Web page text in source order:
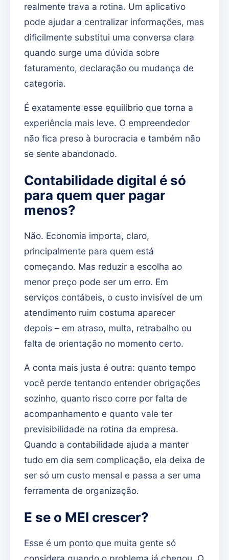
realmente trava a rotina. Um aplicativo
pode ajudar a centralizar informações, mas
dificilmente substitui uma conversa clara
quando surge uma dúvida sobre
faturamento, declaração ou mudança de
categoria.
É exatamente esse equilíbrio que torna a
experiência mais leve. O empreendedor
não fica preso à burocracia e também não
se sente abandonado.
Contabilidade digital é só
para quem quer pagar
menos?
Não. Economia importa, claro,
principalmente para quem está
começando. Mas reduzir a escolha ao
menor preço pode ser um erro. Em
serviços contábeis, o custo invisível de um
atendimento ruim costuma aparecer
depois – em atraso, multa, retrabalho ou
falta de orientação no momento certo.
A conta mais justa é outra: quanto tempo
você perde tentando entender obrigações
sozinho, quanto risco corre por falta de
acompanhamento e quanto vale ter
previsibilidade na rotina da empresa.
Quando a contabilidade ajuda a manter
tudo em dia sem complicação, ela deixa de
ser só um custo mensal e passa a ser uma
ferramenta de organização.
E se o MEI crescer?
Esse é um ponto que muita gente só